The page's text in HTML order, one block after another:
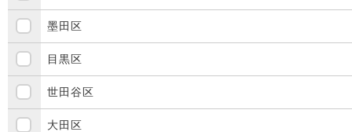
墨田区
目黒区
世田谷区
大田区